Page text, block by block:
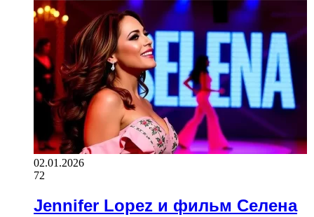
02.01.2026
72
Jennifer Lopez и фильм Селена